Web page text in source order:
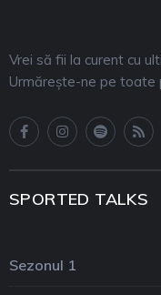
Vrei să fii la curent cu
Urmărește-ne pe toate
SPORTED TALKS
Sezonul 1